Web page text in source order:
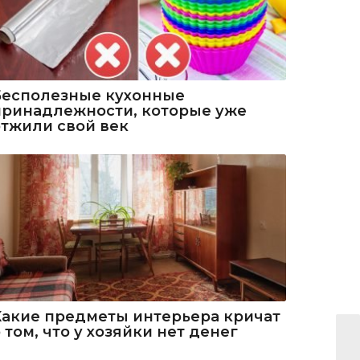
кухонные
которые уже
свой век
предметы интерьера кричат
том, что у хозяйки нет денег